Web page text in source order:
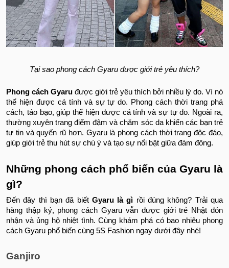
Tại sao phong cách Gyaru được giới trẻ yêu thích?
Phong cách Gyaru được giới trẻ yêu thích bởi nhiều lý do. Vì nó
thể hiện được cá tính và sự tự do. Phong cách thời trang phá
cách, táo bạo, giúp thể hiện được cá tính và sự tự do. Ngoài ra,
thường xuyên trang điểm đậm và chăm sóc da khiến các bạn trẻ
tự tin và quyến rũ hơn. Gyaru là phong cách thời trang độc đáo,
giúp giới trẻ thu hút sự chú ý và tạo sự nổi bật giữa đám đông.
Những phong cách phổ biến của Gyaru là
gì?
Đến đây thì bạn đã biết Gyaru là gì rồi đúng không? Trải qua
hàng thập kỷ, phong cách Gyaru vẫn được giới trẻ Nhật đón
nhận và ủng hộ nhiệt tình. Cùng khám phá có bao nhiêu phong
cách Gyaru phổ biến cùng 5S Fashion ngay dưới đây nhé!
Ganjiro